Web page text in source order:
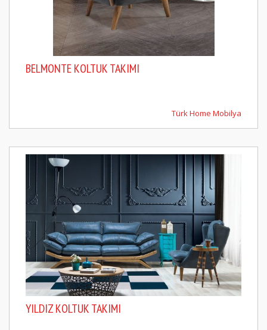
BELMONTE KOLTUK TAKIMI
Türk Home Mobilya
YILDIZ KOLTUK TAKIMI